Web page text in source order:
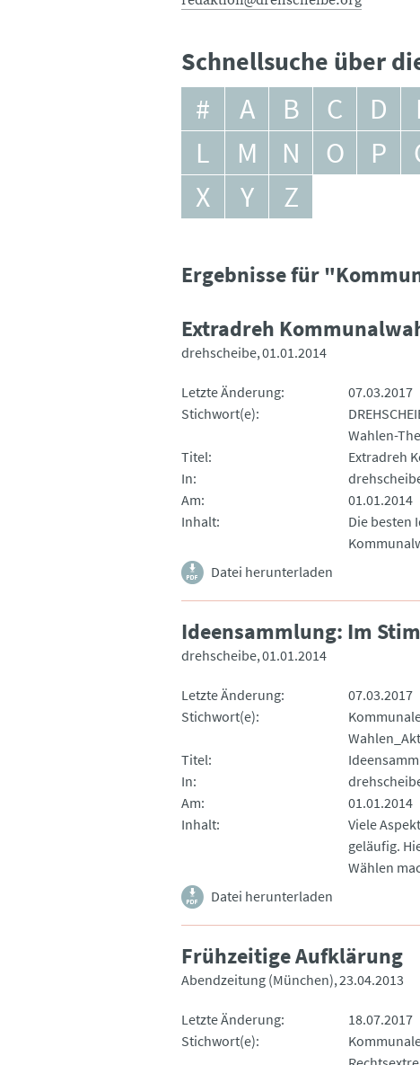
Schnellsuche über
# A B C D
L
M N O P
X
Y Z
Ergebnisse für
Extradreh
drehscheibe 01.01.2014
Letzte Änderung
07.03.2017
Stichwort(e)
Wahlen-
Titel
Extradreh
In
Am
01.01.2014
Inhalt
Die besten
Datei herunterladen
Ideensammlung: Im
drehscheibe 01.01.2014
Letzte Änderung
07.03.2017
Stichwort(e)
Titel
In
Am
01.01.2014
Inhalt
Viele
geläufig.
Wählen
Datei herunterladen
Frühzeitige Aufklärung
Abendzeitung (München) 23.04.2013
Letzte Änderung
18.07.2017
Stichwort(e)